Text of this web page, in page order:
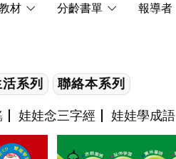
材 分齡書單 報導者
系列 聯絡本系列
娃娃念三字經 娃娃學成語